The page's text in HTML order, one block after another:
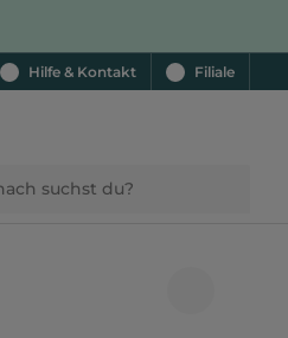
Hilfe & Kontakt Filiale